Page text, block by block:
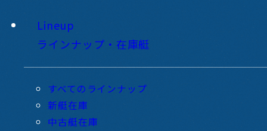
Lineup
ラインナップ・在庫艇
すべてのラインナップ
新艇在庫
中古艇在庫